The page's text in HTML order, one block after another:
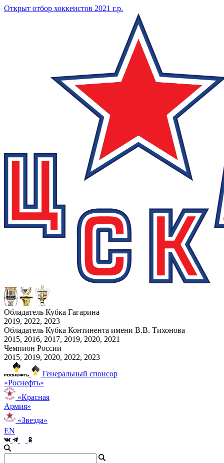
Открыт отбор хоккеистов 2021 г.р.
Обладатель Кубка Гагарина
2019, 2022, 2023
Обладатель Кубка Континента имени В.В. Тихонова
2015, 2016, 2017, 2019, 2020, 2021
Чемпион России
2015, 2019, 2020, 2022, 2023
Генеральный спонсор
«Роснефть»
«Красная
Армия»
«Звезда»
EN